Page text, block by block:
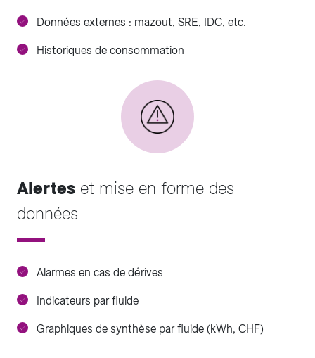
Données externes : mazout, SRE, IDC, etc.
Historiques de consommation
Alertes et mise en forme des
données
Alarmes en cas de dérives
Indicateurs par fluide
Graphiques de synthèse par fluide (kWh, CHF)